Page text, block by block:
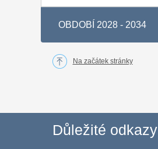
OBDOBÍ 2028 - 2034
Na začátek stránky
Důležité odkazy